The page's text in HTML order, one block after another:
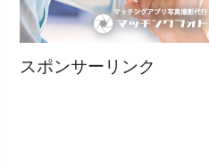
スポンサーリンク